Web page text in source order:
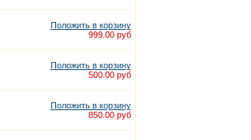
Положить в корзину
999.00 руб
Положить в корзину
500.00 руб
Положить в корзину
850.00 руб